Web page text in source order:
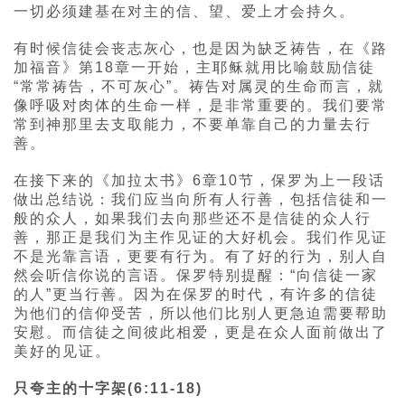
一切必须建基在对主的信、望、爱上才会持久。
有时候信徒会丧志灰心，也是因为缺乏祷告，在《路
加福音》第18章一开始，主耶稣就用比喻鼓励信徒
“常常祷告，不可灰心”。祷告对属灵的生命而言，就
像呼吸对肉体的生命一样，是非常重要的。我们要常
常到神那里去支取能力，不要单靠自己的力量去行
善。
在接下来的《加拉太书》6章10节，保罗为上一段话
做出总结说：我们应当向所有人行善，包括信徒和一
般的众人，如果我们去向那些还不是信徒的众人行
善，那正是我们为主作见证的大好机会。我们作见证
不是光靠言语，更要有行为。有了好的行为，别人自
然会听信你说的言语。保罗特别提醒：“向信徒一家
的人”更当行善。因为在保罗的时代，有许多的信徒
为他们的信仰受苦，所以他们比别人更急迫需要帮助
安慰。而信徒之间彼此相爱，更是在众人面前做出了
美好的见证。
只夸主的十字架(6:11-18)